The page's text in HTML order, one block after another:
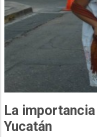
La
Yucatán